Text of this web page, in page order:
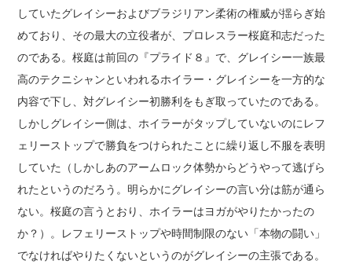
していたグレイシーおよびブラジリアン柔術の権威が揺らぎ始
めており、その最大の立役者が、プロレスラー桜庭和志だった
のである。桜庭は前回の『プライド８』で、グレイシー一族最
高のテクニシャンといわれるホイラー・グレイシーを一方的な
内容で下し、対グレイシー初勝利をもぎ取っていたのである。
しかしグレイシー側は、ホイラーがタップしていないのにレフ
ェリーストップで勝負をつけられたことに繰り返し不服を表明
していた（しかしあのアームロック体勢からどうやって逃げら
れたというのだろう。明らかにグレイシーの言い分は筋が通ら
ない。桜庭の言うとおり、ホイラーはヨガがやりたかったの
か？）。レフェリーストップや時間制限のない「本物の闘い」
でなければやりたくないというのがグレイシーの主張である。